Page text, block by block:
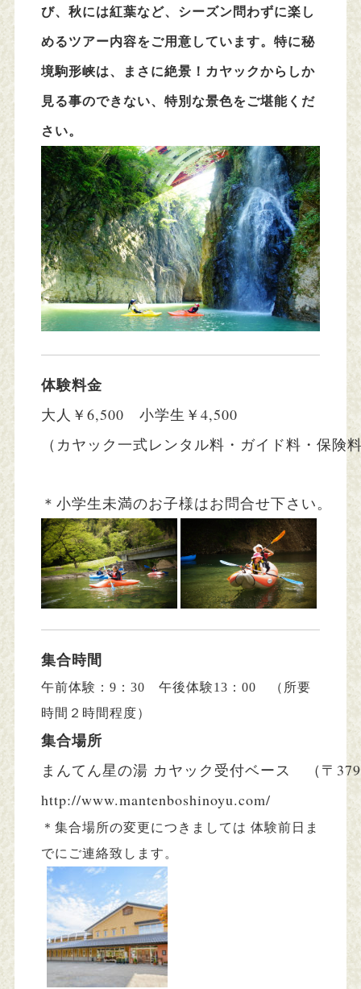
び、秋には紅葉など、シーズン問わずに楽し
めるツアー内容をご用意しています。特に秘
境駒形峡は、まさに絶景！カヤックからしか
見る事のできない、特別な景色をご堪能くだ
さい。
体験料金
大人￥6,500　小学生￥4,500
（カヤック一式レンタル料・ガイド料・保険
＊小学生未満のお子様はお問合せ下さい。
集合時間
午前体験：9：30 午後体験13：00 （所要
時間２時間程度）
集合場所
まんてん星の湯 カヤック受付ベース
（〒
http://www.mantenboshinoyu.com/
＊集合場所の変更につきましては 体験前日ま
でにご連絡致します。